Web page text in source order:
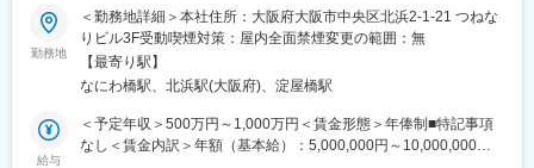
◎完全在宅勤務のため、拠点（東京・大阪）の近くにお住まいで
なくてもご就業いただけます。
◎お昼休みの時間帯も自由なので、例えばお子様がおられる方の
場合、お子様の通院やご都合に合わせて業務時間を調整できま
（自分の業務が終わるよう業務管理を行う必要はありますが、裁
量の大きい働き方ができます）
◆◇
■仕事内容：
医薬品開発における理化学・製造・品質試験分野を中心に、CMC
領域のコンサルティング業務をお任せします。
新薬承認申請に向けた品質戦略の立案から資料作成・評価まで一
貫して関与し、医薬品開発の品質面を支える中核ポジションで
す。
勤務地
＜勤務地詳細＞本社住所：大阪府大阪市中央区北浜2-1-21 つねな
りビル3F受動喫煙対策：屋内全面禁煙変更の範囲：無
【最寄り駅】
なにわ橋駅、北浜駅(大阪府)、淀屋橋駅
給与
＜予定年収＞500万円～1,000万円＜賃金形態＞年俸制■特記事項
なし＜賃金内訳＞年額（基本給）：5,000,000円～10,000,000円